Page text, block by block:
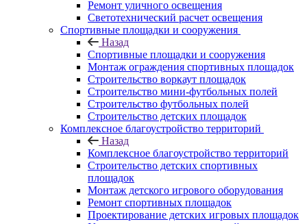
Ремонт уличного освещения
Светотехнический расчет освещения
Спортивные площадки и сооружения
Назад
Спортивные площадки и сооружения
Монтаж ограждения спортивных площадок
Строительство воркаут площадок
Строительство мини-футбольных полей
Строительство футбольных полей
Строительство детских площадок
Комплексное благоустройство территорий
Назад
Комплексное благоустройство территорий
Строительство детских спортивных
площадок
Монтаж детского игрового оборудования
Ремонт спортивных площадок
Проектирование детских игровых площадок